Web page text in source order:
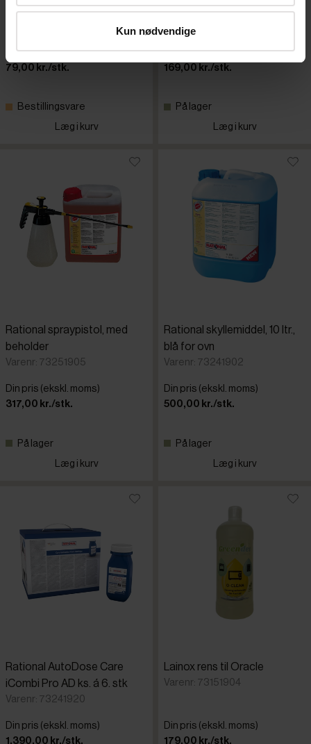
Kun nødvendige
rød
Din pris (ekskl. moms)
79,00 kr./stk.
Bestillingsvare
Læg i kurv
Varenr: 73151905
Din pris (ekskl. moms)
169,00 kr./stk.
På lager
Læg i kurv
Rational spraypistol, med
beholder
Varenr: 73251905
Din pris (ekskl. moms)
317,00 kr./stk.
På lager
Læg i kurv
Rational skyllemiddel, 10 ltr.,
blå for ovn
Varenr: 73241902
Din pris (ekskl. moms)
500,00 kr./stk.
På lager
Læg i kurv
Rational AutoDose Care
iCombi Pro AD ks. á 6. stk
Varenr: 73241920
Din pris (ekskl. moms)
1.390,00 kr./stk.
Lainox rens til Oracle
Varenr: 73151904
Din pris (ekskl. moms)
179,00 kr./stk.